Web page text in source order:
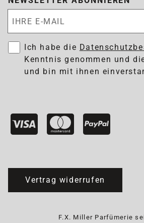
Ich habe die
Kenntnis genommen und
und bin mit ihnen
Vertrag widerrufen
F.X. Miller Parfümerie